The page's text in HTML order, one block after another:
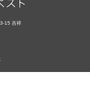
15 吉祥